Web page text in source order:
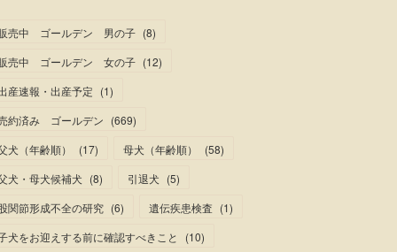
売中 ゴールデン 男の子 (8)
売中 ゴールデン 女の子 (12)
産速報・出産予定 (1)
約済み ゴールデン (669)
犬（年齢順）
(17) 母犬（年齢順） (58)
犬・母犬候補犬 (8) 引退犬 (5)
関節形成不全の研究 (6) 遺伝疾患検査 (1)
犬をお迎えする前に確認すべきこと
(10)